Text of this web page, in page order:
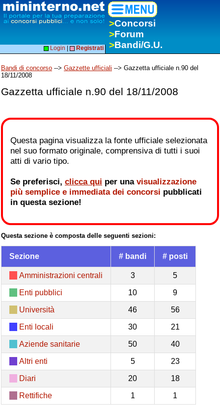
>Concorsi
>Forum
>Bandi/G.U.
Login Registrati
Bandi di concorso --> Gazzette ufficiali --> Gazzetta ufficiale n.90 del
18/11/2008
Gazzetta ufficiale n.90 del 18/11/2008
Questa pagina visualizza la fonte ufficiale selezionata
nel suo formato originale, comprensiva di tutti i suoi
atti di vario tipo.
Se preferisci, clicca qui per una visualizzazione
più semplice e immediata dei concorsi pubblicati
in questa sezione!
Questa sezione è composta delle seguenti sezioni:
Sezione # bandi # posti
Amministrazioni centrali 3 5
Enti pubblici 10 9
Università 46 56
Enti locali 30 21
Aziende sanitarie 50 40
Altri enti 5 23
Diari 20 18
Rettifiche 1 1